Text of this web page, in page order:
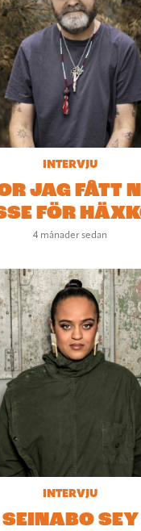
INTERVJU
JAG FÅTT
FÖR
4 månader sedan
INTERVJU
SEINABO SEY